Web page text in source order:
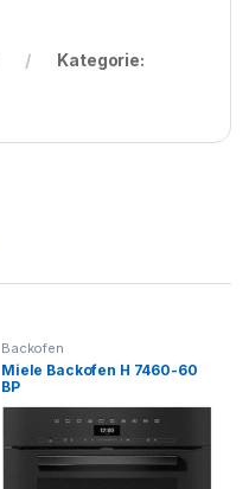
Kategorie:
Backofen
Miele Backofen H 7460-60
BP